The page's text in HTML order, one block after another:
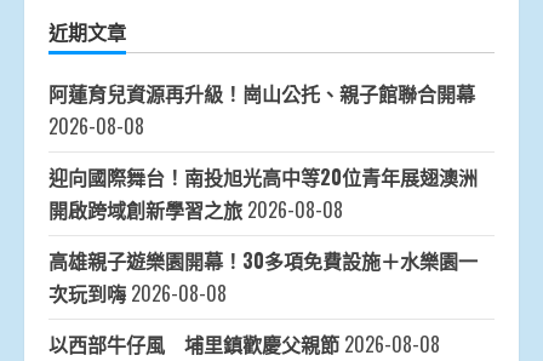
近期文章
阿蓮育兒資源再升級！崗山公托、親子館聯合開幕
2026-08-08
迎向國際舞台！南投旭光高中等20位青年展翅澳洲
開啟跨域創新學習之旅 2026-08-08
高雄親子遊樂園開幕！30多項免費設施＋水樂園一
次玩到嗨 2026-08-08
以西部牛仔風 埔里鎮歡慶父親節 2026-08-08